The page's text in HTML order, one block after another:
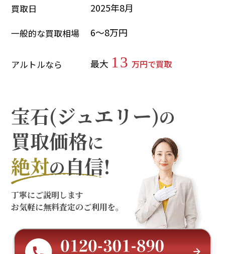
買取日 2025年8月
一般的な買取相場 6～8万円
アルトルなら 最大 13 万円で買取
宝石(ジュエリー)の
買取価格に
絶対の自信!
丁寧にご説明します
お気軽に無料査定のご利用を。